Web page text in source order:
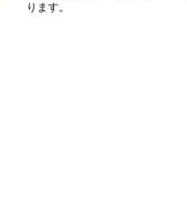
ります。